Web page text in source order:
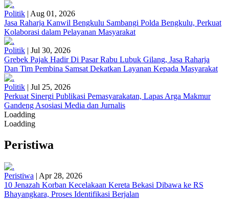
Politik | Aug 01, 2026
Jasa Raharja Kanwil Bengkulu Sambangi Polda Bengkulu, Perkuat
Kolaborasi dalam Pelayanan Masyarakat
Politik | Jul 30, 2026
Grebek Pajak Hadir Di Pasar Rabu Lubuk Gilang, Jasa Raharja
Dan Tim Pembina Samsat Dekatkan Layanan Kepada Masyarakat
Politik | Jul 25, 2026
Perkuat Sinergi Publikasi Pemasyarakatan, Lapas Arga Makmur
Gandeng Asosiasi Media dan Jurnalis
Loadding
Loadding
Peristiwa
Peristiwa | Apr 28, 2026
10 Jenazah Korban Kecelakaan Kereta Bekasi Dibawa ke RS
Bhayangkara, Proses Identifikasi Berjalan